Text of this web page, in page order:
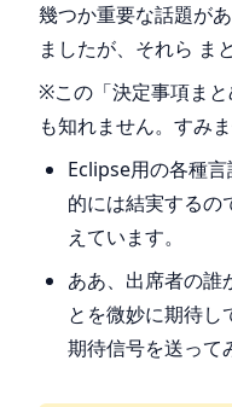
幾つか重要な話題が
ましたが、それら ま
※この「決定事項ま
も知れません。すみま
Eclipse用の各種
的には結実するの
えています。
ああ、出席者の誰
とを微妙に期待
期待信号を送って